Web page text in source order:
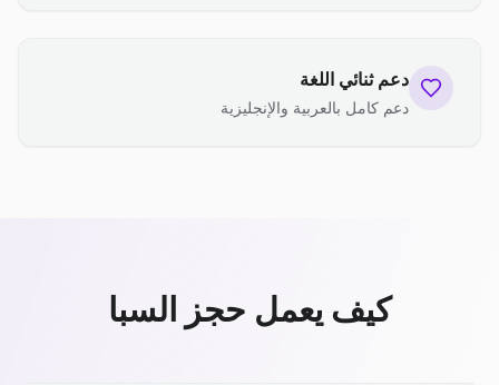
دعم ثنائي اللغة
دعم كامل بالعربية والإنجليزية
كيف يعمل حجز السبا